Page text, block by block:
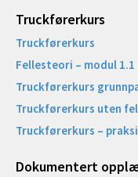
Truckførerkurs
Truckførerkurs
Fellesteori – modul 1.1
Truckførerkurs
Truckførerkurs uten
Truckførerkurs –
Dokumentert